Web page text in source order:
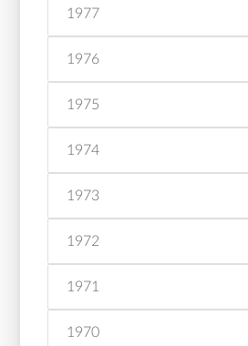
1977
1976
1975
1974
1973
1972
1971
1970